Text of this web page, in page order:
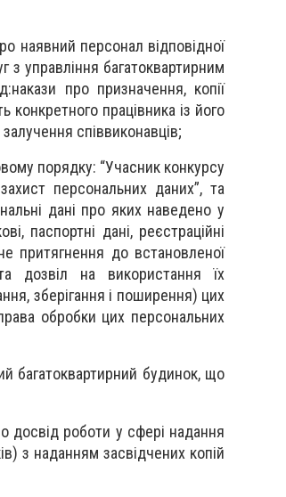
наявний персонал відповідної
з управління багатоквартирним
про призначення, копії
конкретного працівника із його
співвиконавців;
порядку: “Учасник конкурсу
персональних даних”, та
дані про яких наведено у
паспортні дані, реєстраційні
притягнення до встановленої
дозвіл на використання їх
зберігання і поширення) цих
обробки цих персональних
багатоквартирний будинок, що
досвід роботи у сфері надання
з наданням засвідчених копій